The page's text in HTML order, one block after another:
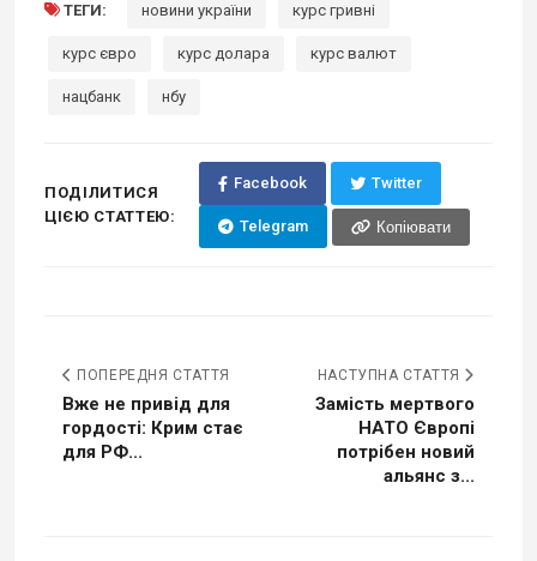
ТЕГИ: новини україни курс гривні
курс євро курс долара курс валют
нацбанк нбу
ПОДІЛИТИСЯ
ЦІЄЮ СТАТТЕЮ:
Facebook Twitter
Telegram Копіювати
ПОПЕРЕДНЯ СТАТТЯ
Вже не привід для
гордості: Крим стає
для РФ...
НАСТУПНА СТАТТЯ
Замість мертвого
НАТО Європі
потрібен новий
альянс з...